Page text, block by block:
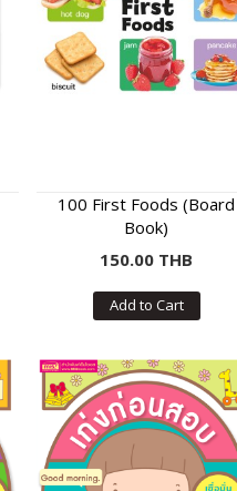
100 First Foods (Board
Book)
150.00 THB
Add to Cart